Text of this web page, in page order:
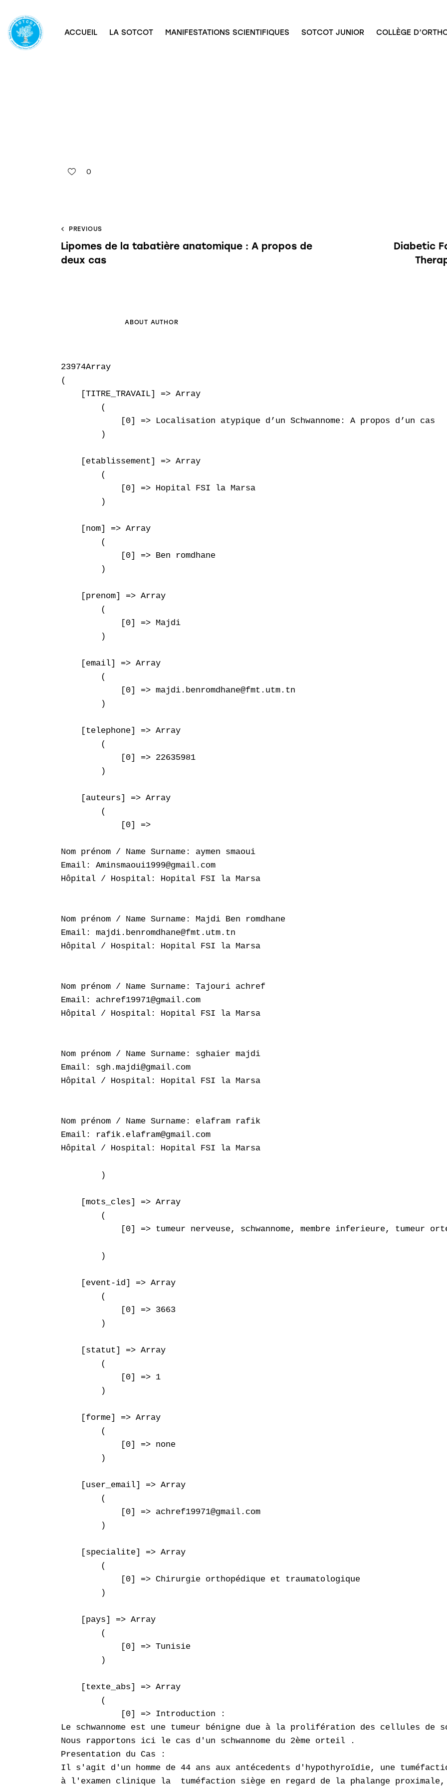
ACCUEIL LA SOTCOT MANIFESTATIONS SCIENTIFIQUES SOTCOT JUNIOR COLLÈGE
0
PREVIOUS
Lipomes de la tabatière anatomique : A propos de
deux cas
Diabetic
ABOUT AUTHOR
23974Array
(
    [TITRE_TRAVAIL] => Array
        (
            [0] => Localisation atypique d’un Schwannome: A propos d’un cas
        )
    [etablissement] => Array
        (
            [0] => Hopital FSI la Marsa
        )
    [nom] => Array
        (
            [0] => Ben romdhane
        )
    [prenom] => Array
        (
            [0] => Majdi
        )
    [email] => Array
        (
            [0] => majdi.benromdhane@fmt.utm.tn
        )
    [telephone] => Array
        (
            [0] => 22635981
        )
    [auteurs] => Array
        (
            [0] =>
Nom prénom / Name Surname: aymen smaoui
Email: Aminsmaoui1999@gmail.com
Hôpital / Hospital: Hopital FSI la Marsa
Nom prénom / Name Surname: Majdi Ben romdhane
Email: majdi.benromdhane@fmt.utm.tn
Hôpital / Hospital: Hopital FSI la Marsa
Nom prénom / Name Surname: Tajouri achref
Email: achref19971@gmail.com
Hôpital / Hospital: Hopital FSI la Marsa
Nom prénom / Name Surname: sghaier majdi
Email: sgh.majdi@gmail.com
Hôpital / Hospital: Hopital FSI la Marsa
Nom prénom / Name Surname: elafram rafik
Email: rafik.elafram@gmail.com
Hôpital / Hospital: Hopital FSI la Marsa
        )
    [mots_cles] => Array
        (
[0] => tumeur nerveuse, schwannome, membre inferieure, tumeur
        )
    [event-id] => Array
        (
            [0] => 3663
        )
    [statut] => Array
        (
            [0] => 1
        )
    [forme] => Array
        (
            [0] => none
        )
    [user_email] => Array
        (
            [0] => achref19971@gmail.com
        )
    [specialite] => Array
        (
            [0] => Chirurgie orthopédique et traumatologique
        )
    [pays] => Array
        (
            [0] => Tunisie
        )
    [texte_abs] => Array
        (
            [0] => Introduction :
Le schwannome est une tumeur bénigne due à la prolifération des cellules
Nous rapportons ici le cas d'un schwannome du 2ème orteil .
Presentation du Cas :
Il s'agit d'un homme de 44 ans aux antécedents d'hypothyroïdie, une
à l'examen clinique la  tuméfaction siège en regard de la phalange